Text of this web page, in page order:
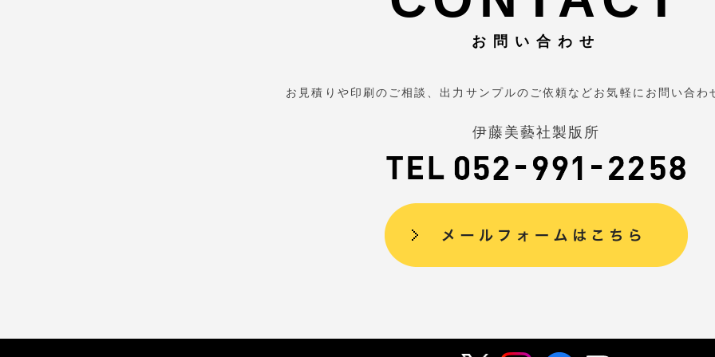
お問い合わせ
お見積りや印刷のご相談、出力サンプルのご依頼などお気軽にお問い合わ
伊藤美藝社製版所